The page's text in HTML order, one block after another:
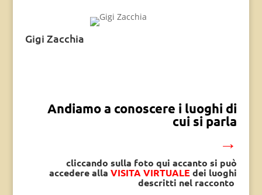
Gigi Zacchia
Andiamo a conoscere i luoghi di
cui si parla
→
cliccando sulla foto qui accanto si può
accedere allaVISITA VIRTUALEdei luoghi
descritti nel racconto